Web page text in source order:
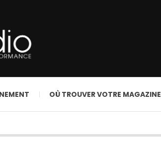
OÙ TROUVER VOTRE MAGAZINE